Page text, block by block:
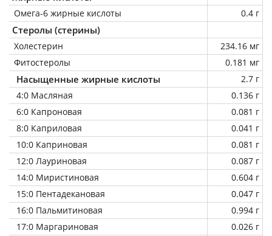
Омега-6 жирные кислоты 0.4 г
Стеролы (стерины)
Холестерин
234.16 мг
Фитостеролы
0.181 мг
Насыщенные жирные кислоты
2.7 г
4:0 Масляная
0.136 г
6:0 Капроновая
0.081 г
8:0 Каприловая
0.041 г
10:0 Каприновая
0.081 г
12:0 Лауриновая
0.087 г
14:0 Миристиновая
0.604 г
15:0 Пентадекановая
0.047 г
16:0 Пальмитиновая
0.994 г
17:0 Маргариновая
0.026 г